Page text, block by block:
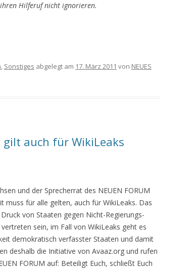
Hilferuf nicht ignorieren.
, Sonstiges abgelegt am 17. März 2011 von NEUES
auch für WikiLeaks
und der Sprecherrat des NEUEN FORUM
muss für alle gelten, auch für WikiLeaks. Das
von Staaten gegen Nicht-Regierungs-
sein, im Fall von WikiLeaks geht es
demokratisch verfasster Staaten und damit
deshalb die Initiative von Avaaz.org und rufen
FORUM auf: Beteiligt Euch, schließt Euch